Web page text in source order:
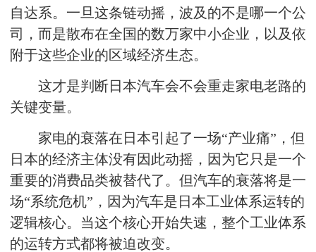
自达系。一旦这条链动摇，波及的不是哪一个公
司，而是散布在全国的数万家中小企业，以及依
附于这些企业的区域经济生态。
这才是判断日本汽车会不会重走家电老路的
关键变量。
家电的衰落在日本引起了一场“产业痛”，但
日本的经济主体没有因此动摇，因为它只是一个
重要的消费品类被替代了。但汽车的衰落将是一
场“系统危机”，因为汽车是日本工业体系运转的
逻辑核心。当这个核心开始失速，整个工业体系
的运转方式都将被迫改变。